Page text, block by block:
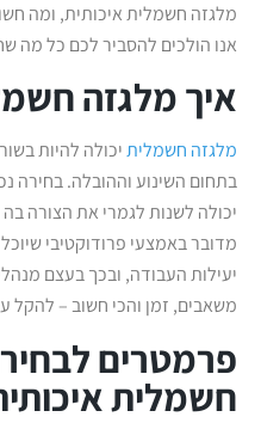
מלגזה חשמלית איכותית, ומה
אנו הולכים להסביר לכם כל מה
איך מלגזה
מלגזה חשמליתיכולה להיות
בתחום השינוע וההובלה. בחירה
יכולה לשנות לגמרי את הצורה
מדובר באמצעי פרודוקטיבי
יעילות העבודה, ובכך בעצם
משאבים, זמן והכי חשוב – להקל
פרמטרים
חשמלית